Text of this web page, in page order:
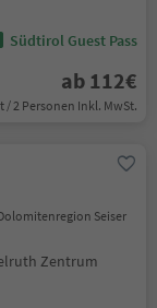
Südtirol Guest Pass
ab 112€
/ 2 Personen Inkl. MwSt.
Seiser
Zentrum